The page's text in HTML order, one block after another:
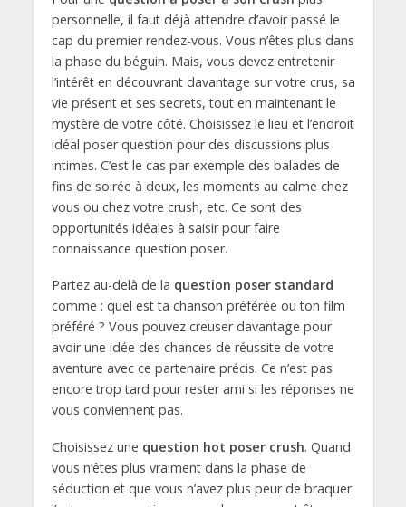
personnelle, il faut déjà attendre d’avoir passé le
cap du premier rendez-vous. Vous n’êtes plus dans
la phase du béguin. Mais, vous devez entretenir
l’intérêt en découvrant davantage sur votre crus, sa
vie présent et ses secrets, tout en maintenant le
mystère de votre côté. Choisissez le lieu et l’endroit
idéal poser question pour des discussions plus
intimes. C’est le cas par exemple des balades de
fins de soirée à deux, les moments au calme chez
vous ou chez votre crush, etc. Ce sont des
opportunités idéales à saisir pour faire
connaissance question poser.
Partez au-delà de la question poser standard
comme : quel est ta chanson préférée ou ton film
préféré ? Vous pouvez creuser davantage pour
avoir une idée des chances de réussite de votre
aventure avec ce partenaire précis. Ce n’est pas
encore trop tard pour rester ami si les réponses ne
vous conviennent pas.
Choisissez une question hot poser crush. Quand
vous n’êtes plus vraiment dans la phase de
séduction et que vous n’avez plus peur de braquer